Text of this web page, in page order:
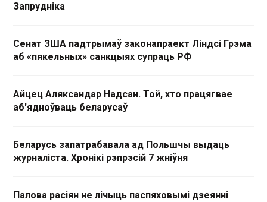
Запрудніка
Сенат ЗША падтрымаў законапраект Ліндсі Грэма
аб «пякельных» санкцыях супраць РФ
Айцец Аляксандар Надсан. Той, хто працягвае
аб'ядноўваць беларусаў
Беларусь запатрабавала ад Польшчы выдаць
журналіста. Хронікі рэпрэсій 7 жніўня
Палова расіян не лічыць паспяховымі дзеянні